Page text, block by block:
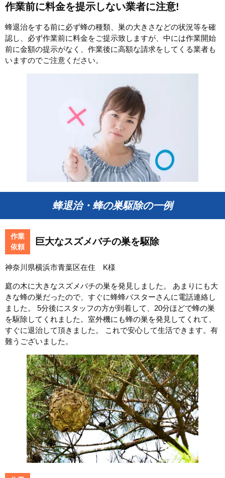
作業前に料金を提示しない業者に注意!
蜂退治をする前に必ず蜂の種類、巣の大きさなどの状況等を確
認し、必ず作業前に料金をご提示致しますが、中には作業開始
前に金額の提示がなく、作業後に高額な請求をしてくる業者も
いますのでご注意ください。
蜂退治・蜂の巣駆除の一例
作業
依頼
巨大なスズメバチの巣を駆除
神奈川県横浜市青葉区在住 K様
庭の木に大きなスズメバチの巣を発見しました。 あまりにも大
きな蜂の巣だったので、すぐに蜂蜂バスターさんに電話連絡し
ました。 5分後にスタッフの方が到着して、20分ほどで蜂の巣
を駆除してくれました。室外機にも蜂の巣を発見してくれて、
すぐに退治して頂きました。 これで安心して生活できます。有
難うございました。